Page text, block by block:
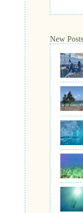
New Posts